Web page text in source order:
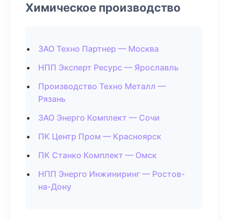
Химическое производство
ЗАО Техно Партнер — Москва
НПП Эксперт Ресурс — Ярославль
Производство Техно Металл —
Рязань
ЗАО Энерго Комплект — Сочи
ПК Центр Пром — Красноярск
ПК Станко Комплект — Омск
НПП Энерго Инжиниринг — Ростов-
на-Дону